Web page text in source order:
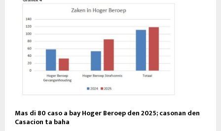
Mas di 80 caso a bay Hoger Beroep den 2025; casonan den
Casacion ta baha